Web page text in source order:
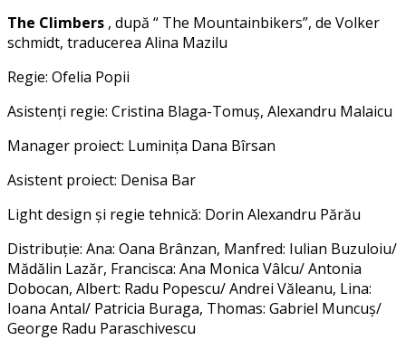
The Climbers , după “ The Mountainbikers”, de Volker
schmidt, traducerea Alina Mazilu
Regie: Ofelia Popii
Asistenți regie: Cristina Blaga-Tomuș, Alexandru Malaicu
Manager proiect: Luminița Dana Bîrsan
Asistent proiect: Denisa Bar
Light design și regie tehnică: Dorin Alexandru Părău
Distribuție: Ana: Oana Brânzan, Manfred: Iulian Buzuloiu/
Mădălin Lazăr, Francisca: Ana Monica Vâlcu/ Antonia
Dobocan, Albert: Radu Popescu/ Andrei Văleanu, Lina:
Ioana Antal/ Patricia Buraga, Thomas: Gabriel Muncuș/
George Radu Paraschivescu